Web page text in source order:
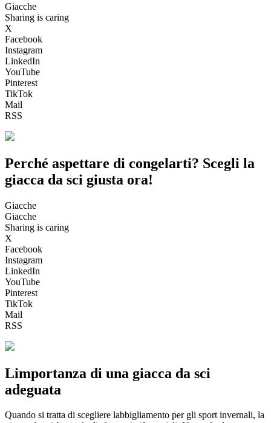
Giacche
Sharing is caring
X
Facebook
Instagram
LinkedIn
YouTube
Pinterest
TikTok
Mail
RSS
Perché aspettare di congelarti? Scegli la
giacca da sci giusta ora!
Giacche
Giacche
Sharing is caring
X
Facebook
Instagram
LinkedIn
YouTube
Pinterest
TikTok
Mail
RSS
Limportanza di una giacca da sci
adeguata
Quando si tratta di scegliere labbigliamento per gli sport invernali, la